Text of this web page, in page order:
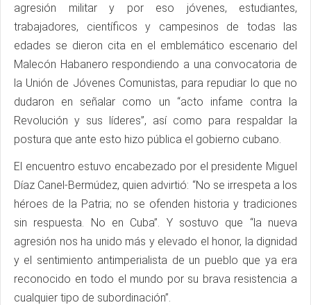
agresión militar y por eso jóvenes, estudiantes,
trabajadores, científicos y campesinos de todas las
edades se dieron cita en el emblemático escenario del
Malecón Habanero respondiendo a una convocatoria de
la Unión de Jóvenes Comunistas, para repudiar lo que no
dudaron en señalar como un “acto infame contra la
Revolución y sus líderes”, así como para respaldar la
postura que ante esto hizo pública el gobierno cubano.
El encuentro estuvo encabezado por el presidente Miguel
Díaz Canel-Bermúdez, quien advirtió: “No se irrespeta a los
héroes de la Patria; no se ofenden historia y tradiciones
sin respuesta. No en Cuba”. Y sostuvo que “la nueva
agresión nos ha unido más y elevado el honor, la dignidad
y el sentimiento antimperialista de un pueblo que ya era
reconocido en todo el mundo por su brava resistencia a
cualquier tipo de subordinación”.